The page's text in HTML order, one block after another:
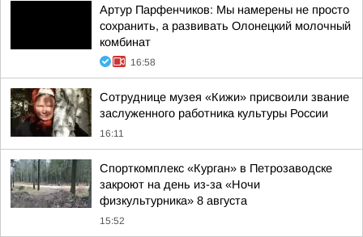
Артур Парфенчиков: Мы намерены не просто
сохранить, а развивать Олонецкий молочный
комбинат
16:58
Сотруднице музея «Кижи» присвоили звание
заслуженного работника культуры России
16:11
Спорткомплекс «Курган» в Петрозаводске
закроют на день из-за «Ночи
физкультурника» 8 августа
15:52